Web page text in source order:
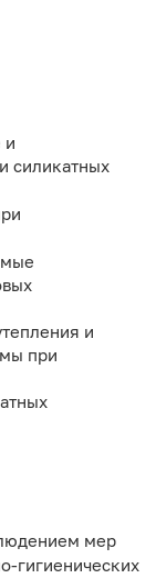
и
силикатных
и
при
мер
гигиенических